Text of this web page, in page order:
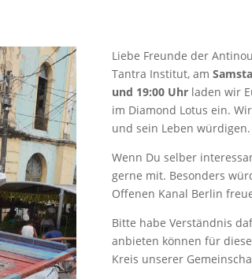
Liebe Freunde der
Tantra Institut, am
und 19:00 Uhrladen wir
im Diamond Lotus ein.
und sein Leben würdigen.
Wenn Du selber
gerne mit. Besonders
Offenen Kanal Berlin
Bitte habe Verständnis
anbieten können für
Kreis unserer